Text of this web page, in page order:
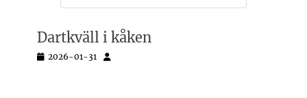
efter:
Dartkväll i kåken
Postades
2026-01-31 Författare